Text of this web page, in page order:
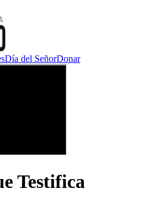
Día del SeñorDonar
Testifica